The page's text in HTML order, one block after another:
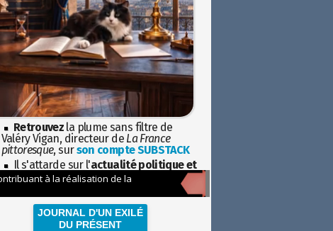
Retrouvez la plume sans filtre de
Valéry Vigan, directeur de La France
pittoresque, surson compte SUBSTACK
Il s'attarde sur l'actualité politique et
sociétaleavec la hauteur de vue de
JOURNAL D'UN EXILÉ
DU PRÉSENT